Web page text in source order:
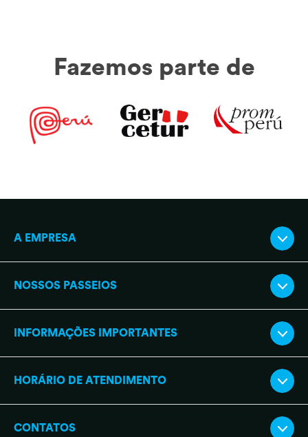
Fazemos parte de
A EMPRESA
NOSSOS PASSEIOS
INFORMAÇÕES IMPORTANTES
HORÁRIO DE ATENDIMENTO
CONTATOS